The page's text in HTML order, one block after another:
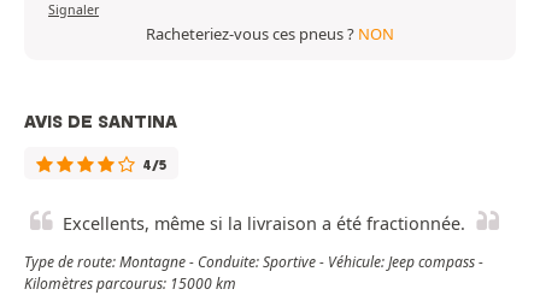
Signaler
Racheteriez-vous ces pneus ? NON
AVIS DE SANTINA
4/5
Excellents, même si la livraison a été fractionnée.
Type de route: Montagne - Conduite: Sportive - Véhicule: Jeep compass -
Kilomètres parcourus: 15000 km